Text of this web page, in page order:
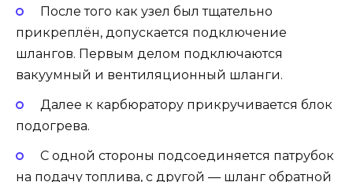
После того как узел был тщательно
прикреплён, допускается подключение
шлангов. Первым делом подключаются
вакуумный и вентиляционный шланги.
Далее к карбюратору прикручивается блок
подогрева.
С одной стороны подсоединяется патрубок
на подачу топлива, с другой — шланг обратной